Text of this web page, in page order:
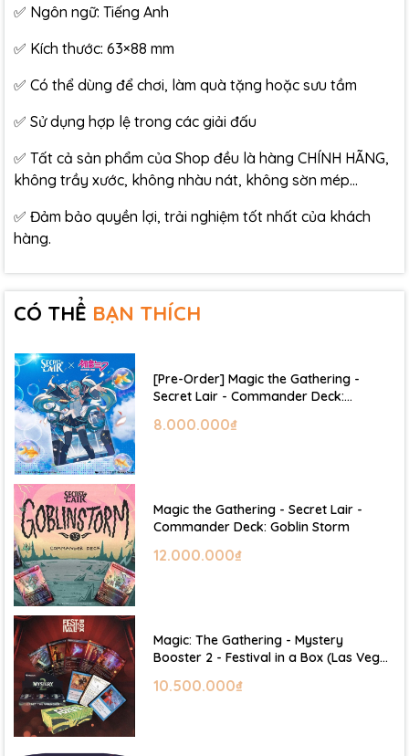
✅ Ngôn ngữ: Tiếng Anh
✅ Kích thước: 63×88 mm
✅ Có thể dùng để chơi, làm quà tặng hoặc sưu tầm
✅ Sử dụng hợp lệ trong các giải đấu
✅ Tất cả sản phẩm của Shop đều là hàng CHÍNH HÃNG,
không trầy xước, không nhàu nát, không sờn mép…
✅ Đảm bảo quyền lợi, trải nghiệm tốt nhất của khách
hàng.
CÓ THỂ BẠN THÍCH
[Pre-Order] Magic the Gathering -
Secret Lair - Commander Deck:
8.000.000₫
Magic the Gathering - Secret Lair -
Commander Deck: Goblin Storm
12.000.000₫
Magic: The Gathering - Mystery
Booster 2 - Festival in a Box (Las Vegas
10.500.000₫